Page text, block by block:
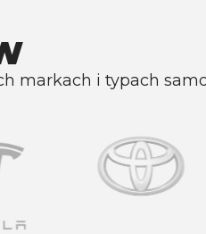
markach i typach